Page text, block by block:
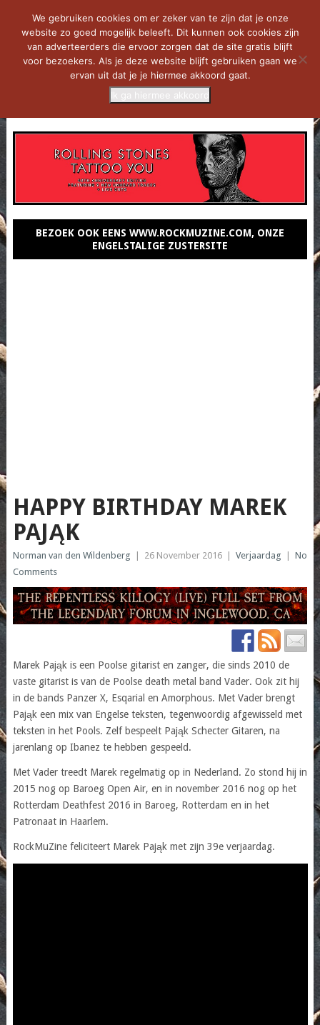
BEZOEK OOK EENS WWW.ROCKMUZINE.COM, ONZE
ENGELSTALIGE ZUSTERSITE
HAPPY BIRTHDAY MAREK
PAJĄK
Norman van den Wildenberg 26 November 2016 Verjaardag
No
Comments
Marek Pająk is een Poolse gitarist en zanger, die sinds 2010 de
vaste gitarist is van de Poolse death metal band Vader. Ook zit hij
in de bands Panzer X, Esqarial en Amorphous. Met Vader brengt
Pająk een mix van Engelse teksten, tegenwoordig afgewisseld met
teksten in het Pools. Zelf bespeelt Pająk Schecter Gitaren, na
jarenlang op Ibanez te hebben gespeeld.
Met Vader treedt Marek regelmatig op in Nederland. Zo stond hij in
2015 nog op Baroeg Open Air, en in november 2016 nog op het
Rotterdam Deathfest 2016 in Baroeg, Rotterdam en in het
Patronaat in Haarlem.
RockMuZine feliciteert Marek Pająk met zijn 39e verjaardag.
We gebruiken cookies om er zeker van te zijn dat je onze
website zo goed mogelijk beleeft. Dit kunnen ook cookies zijn
van adverteerders die ervoor zorgen dat de site gratis blijft
voor bezoekers. Als je deze website blijft gebruiken gaan we
ervan uit dat je je hiermee akkoord gaat.
Ik ga hiermee akkoord